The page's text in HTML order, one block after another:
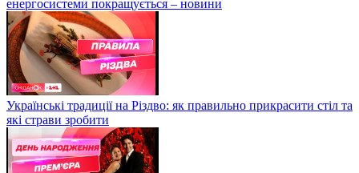
енергосистеми покращується – новини
Українські традиції на Різдво: як правильно прикрасити стіл та
які страви зробити